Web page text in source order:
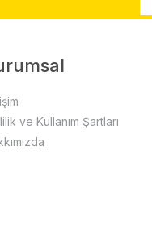
ve Kullanım Şartları